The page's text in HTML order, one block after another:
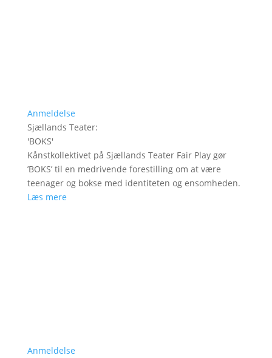
Anmeldelse
Sjællands Teater:
'BOKS'
Kånstkollektivet på Sjællands Teater Fair Play gør
’BOKS’ til en medrivende forestilling om at være
teenager og bokse med identiteten og ensomheden.
Læs mere
Anmeldelse